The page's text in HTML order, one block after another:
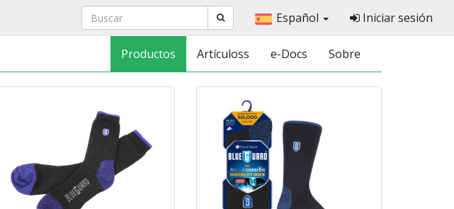
Español Iniciar sesión
Productos Artículoss e-Docs Sobre